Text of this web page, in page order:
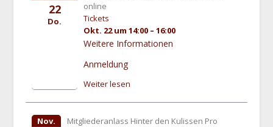
22
Do.
online
Tickets
Okt. 22 um 14:00 – 16:00
Weitere Informationen
Anmeldung
Weiter lesen
Nov.
Mitgliederanlass Hinter den Kulissen Pro